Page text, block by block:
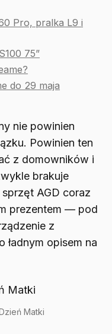
Pro, pralka L9 i
75”
do 29 maja
nie powinien
Powinien ten
z domowników i
brakuje
sprzęt AGD coraz
prezentem — pod
z
ładnym opisem na
Matki